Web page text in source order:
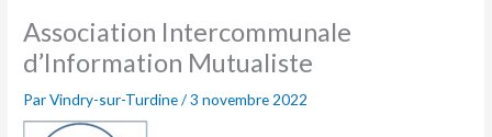
Association Intercommunale
d’Information Mutualiste
ParVindry-sur-Turdine/3 novembre 2022